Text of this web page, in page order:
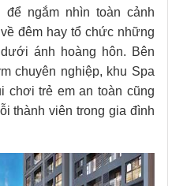
ngắm nhìn toàn cảnh
đêm hay tổ chức những
ánh hoàng hôn. Bên
chuyên nghiệp, khu Spa
chơi trẻ em an toàn cũng
thành viên trong gia đình